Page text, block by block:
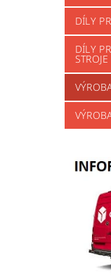
DÍLY
DÍLY
STROJE